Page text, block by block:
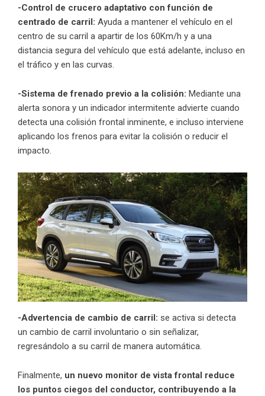
-Control de crucero adaptativo con función de
centrado de carril: Ayuda a mantener el vehículo en el
centro de su carril a apartir de los 60Km/h y a una
distancia segura del vehículo que está adelante, incluso en
el tráfico y en las curvas.
-Sistema de frenado previo a la colisión: Mediante una
alerta sonora y un indicador intermitente advierte cuando
detecta una colisión frontal inminente, e incluso interviene
aplicando los frenos para evitar la colisión o reducir el
impacto.
-Advertencia de cambio de carril: se activa si detecta
un cambio de carril involuntario o sin señalizar,
regresándolo a su carril de manera automática.
Finalmente, un nuevo monitor de vista frontal reduce
los puntos ciegos del conductor, contribuyendo a la